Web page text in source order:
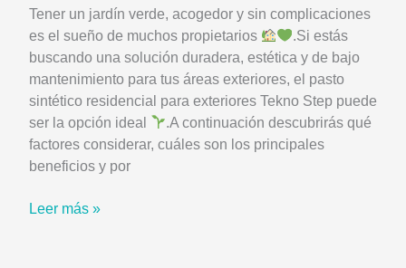
Tener un jardín verde, acogedor y sin complicaciones
es el sueño de muchos propietarios
.Si estás
buscando una solución duradera, estética y de bajo
mantenimiento para tus áreas exteriores, el pasto
sintético residencial para exteriores Tekno Step puede
ser la opción ideal
.A continuación descubrirás qué
factores considerar, cuáles son los principales
beneficios y por
Cómo
Leer más »